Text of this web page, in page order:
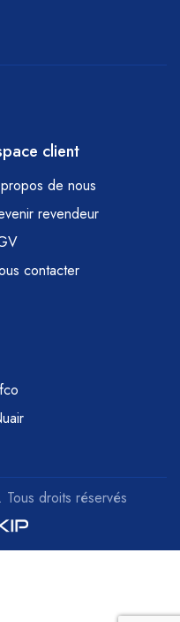
client
de nous
revendeur
contacter
Tous droits réservés